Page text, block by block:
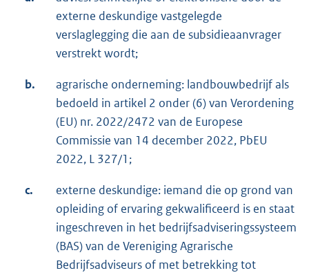
externe deskundige vastgelegde
verslaglegging die aan de subsidieaanvrager
verstrekt wordt;
b.
agrarische onderneming: landbouwbedrijf als
bedoeld in artikel 2 onder (6) van Verordening
(EU) nr. 2022/2472 van de Europese
Commissie van 14 december 2022, PbEU
2022, L 327/1;
c.
externe deskundige: iemand die op grond van
opleiding of ervaring gekwalificeerd is en staat
ingeschreven in het bedrijfsadviseringssysteem
(BAS) van de Vereniging Agrarische
Bedrijfsadviseurs of met betrekking tot